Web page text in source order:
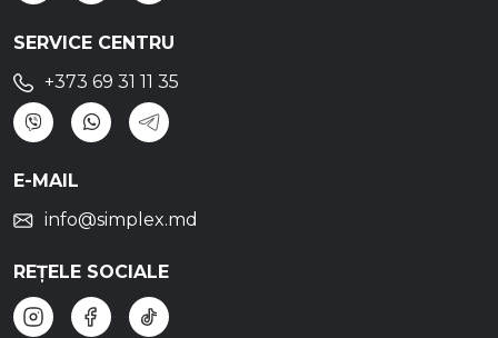
SERVICE CENTRU
+373 69 31 11 35
E-MAIL
info@simplex.md
REȚELE SOCIALE